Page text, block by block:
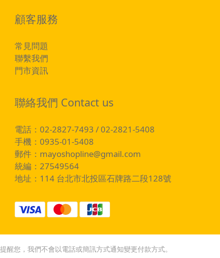
顧客服務
常見問題
聯繫我們
門市資訊
聯絡我們 Contact us
電話：02-2827-7493 / 02-2821-5408
手機：0935-01-5408
郵件： mayoshopline@gmail.com
統編：27549564
地址：114 台北市北投區石牌路二段128號
提醒您，我們不會以電話或簡訊方式通知變更付款方式。